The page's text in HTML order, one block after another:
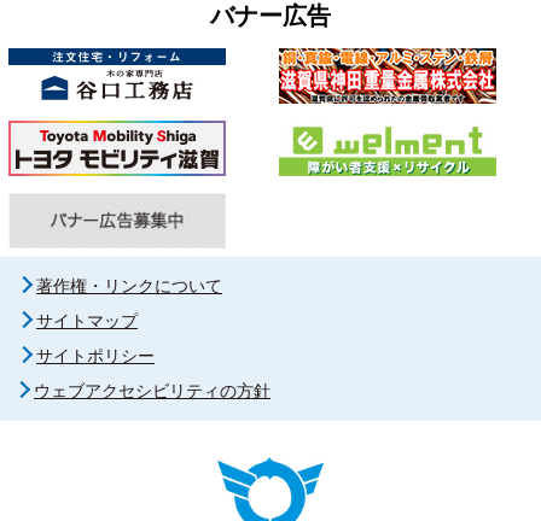
バナー広告
著作権・リンクについて
サイトマップ
サイトポリシー
ウェブアクセシビリティの方針